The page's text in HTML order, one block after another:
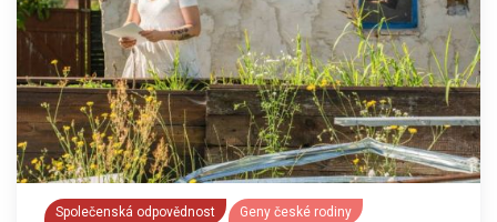
Společenská odpovědnost Geny české rodiny